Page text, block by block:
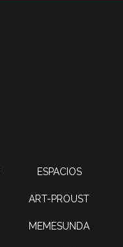
ESPACIOS
ART-PROUST
MEMESUNDA